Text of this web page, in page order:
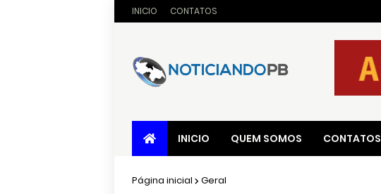
INICIO CONTATOS
INICIO QUEM SOMOS CONTATOS
Página inicial Geral